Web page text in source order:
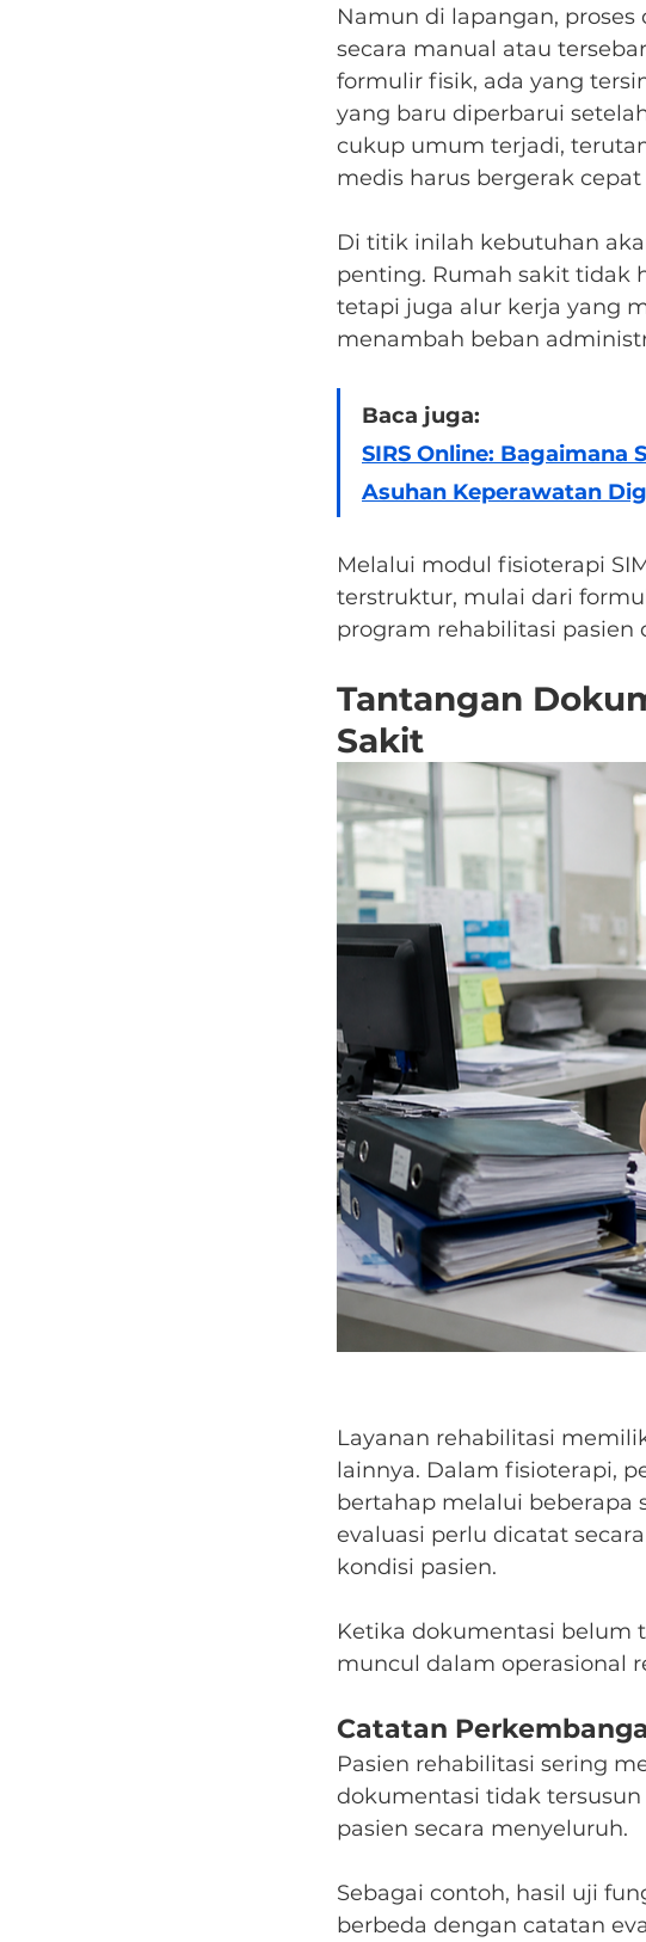
Namun di lapangan,
secara manual atau
formulir fisik, ada yang
yang baru diperbarui
cukup umum terjadi,
medis harus bergerak
Di titik inilah kebutuhan
penting. Rumah sakit tidak
tetapi juga alur kerja yang
menambah beban
Baca juga:
SIRS Online: Bagaimana
Asuhan Keperawatan
Melalui modul fisioterapi
terstruktur, mulai dari
program rehabilitasi pasien
Tantangan
Sakit
Layanan rehabilitasi
lainnya. Dalam fisioterapi,
bertahap melalui beberapa
evaluasi perlu dicatat
kondisi pasien.
Ketika dokumentasi belum
muncul dalam operasional
Catatan
Pasien rehabilitasi sering
dokumentasi tidak
pasien secara menyeluruh.
Sebagai contoh, hasil uji
berbeda dengan catatan